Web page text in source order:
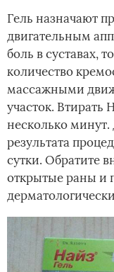
Гель назначают
двигательным
боль в суставах,
количество
массажными
участок. Втирать
несколько
результата
сутки. Обратите
открытые раны и